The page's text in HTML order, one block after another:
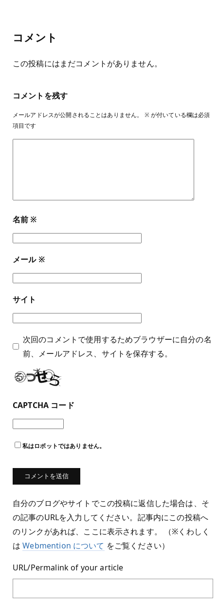
コメント
この投稿にはまだコメントがありません。
コメントを残す
メールアドレスが公開されることはありません。 ※が付いている欄は必須
項目です
名前 ※
メール ※
サイト
次回のコメントで使用するためブラウザーに自分の名
前、メールアドレス、サイトを保存する。
CAPTCHA コード
私はロボットではありません。
自分のブログやサイトでこの投稿に返信した場合は、そ
の記事のURLを入力してください。記事内にこの投稿へ
のリンクがあれば、ここに表示されます。 （※くわしく
はWebmention について をご覧ください）
URL/Permalink of your article